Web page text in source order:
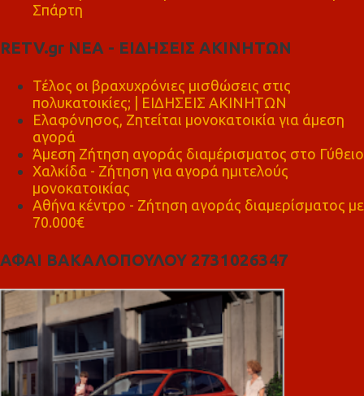
Σπάρτη
RETV.gr ΝΕΑ - ΕΙΔΗΣΕΙΣ ΑΚΙΝΗΤΩΝ
Τέλος οι βραχυχρόνιες μισθώσεις στις
πολυκατοικίες; | ΕΙΔΗΣΕΙΣ ΑΚΙΝΗΤΩΝ
Ελαφόνησος, Ζητείται μονοκατοικία για άμεση
αγορά
Άμεση Ζήτηση αγοράς διαμέρισματος στο Γύθειο
Χαλκίδα - Ζήτηση για αγορά ημιτελούς
μονοκατοικίας
Αθήνα κέντρο - Ζήτηση αγοράς διαμερίσματος με
70.000€
ΑΦΑΙ ΒΑΚΑΛΟΠΟΥΛΟΥ 2731026347